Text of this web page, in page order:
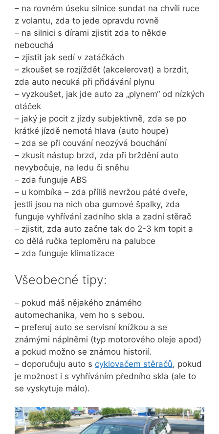
– na rovném úseku silnice sundat na chvíli ruce
z volantu, zda to jede opravdu rovně
– na silnici s dírami zjistit zda to někde
nebouchá
– zjistit jak sedí v zatáčkách
– zkoušet se rozjíždět (akcelerovat) a brzdit,
zda auto necuká při přidávání plynu
– vyzkoušet, jak jde auto za „plynem“ od nízkých
otáček
– jaký je pocit z jízdy subjektivně, zda se po
krátké jízdě nemotá hlava (auto houpe)
– zda se při couvání neozývá bouchání
– zkusit nástup brzd, zda při brždění auto
nevybočuje, na ledu či sněhu
– zda funguje ABS
– u kombíka – zda příliš nevržou páté dveře,
jestli jsou na nich oba gumové špalky, zda
funguje vyhřívání zadního skla a zadní stěrač
– zjistit, zda auto začne tak do 2-3 km topit a
co dělá ručka teploměru na palubce
– zda funguje klimatizace
Všeobecné tipy:
– pokud máš nějakého známého
automechanika, vem ho s sebou.
– preferuj auto se servisní knížkou a se
známými náplněmi (typ motorového oleje apod)
a pokud možno se známou historií.
– doporučuju auto s cyklovačem stěračů, pokud
je možnost i s vyhříváním předního skla (ale to
se vyskytuje málo).